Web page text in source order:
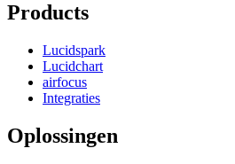
Products
Lucidspark
Lucidchart
airfocus
Integraties
Oplossingen